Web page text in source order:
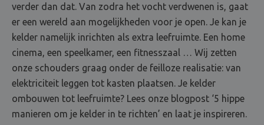
verder dan dat. Van zodra het vocht verdwenen is, gaat
er een wereld aan mogelijkheden voor je open. Je kan je
kelder namelijk inrichten als extra leefruimte. Een home
cinema, een speelkamer, een fitnesszaal … Wij zetten
onze schouders graag onder de feilloze realisatie: van
elektriciteit leggen tot kasten plaatsen. Je kelder
ombouwen tot leefruimte? Lees onze blogpost ‘5 hippe
manieren om je kelder in te richten’ en laat je inspireren.